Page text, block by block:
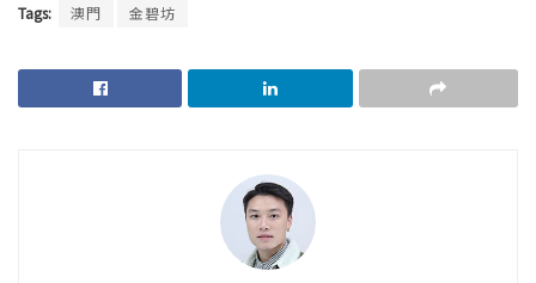
Tags: 澳門 金碧坊